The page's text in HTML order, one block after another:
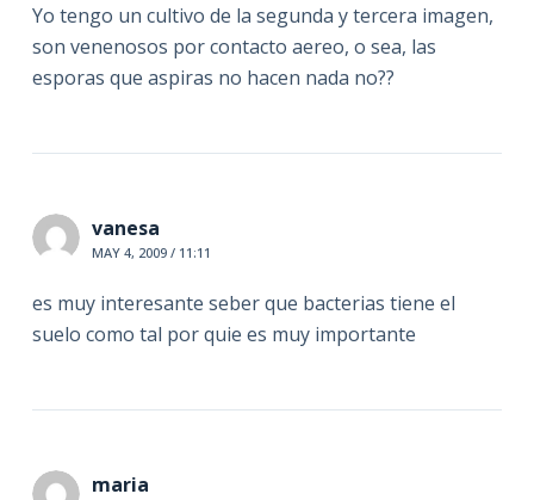
Yo tengo un cultivo de la segunda y tercera imagen,
son venenosos por contacto aereo, o sea, las
esporas que aspiras no hacen nada no??
vanesa
MAY 4, 2009 / 11:11
es muy interesante seber que bacterias tiene el
suelo como tal por quie es muy importante
maria